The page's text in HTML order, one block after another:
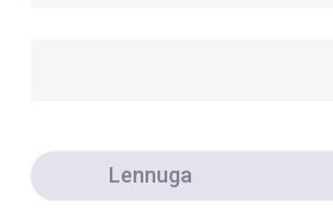
Lennuga